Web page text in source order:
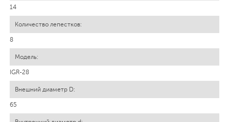
14
8
IGR-28
65